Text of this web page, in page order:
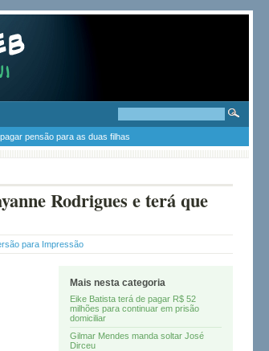
pensão para as duas filhas
Rodrigues e terá que
para Impressão
Mais nesta categoria
Eike Batista terá de pagar R$ 52
milhões para continuar em prisão
domiciliar
Gilmar Mendes manda soltar José
Dirceu